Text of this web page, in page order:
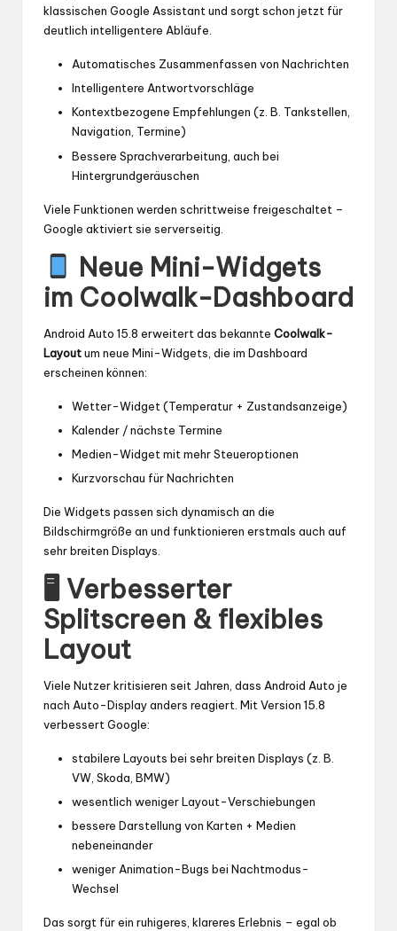
klassischen Google Assistant und sorgt schon jetzt für
deutlich intelligentere Abläufe.
Automatisches Zusammenfassen von Nachrichten
Intelligentere Antwortvorschläge
Kontextbezogene Empfehlungen (z. B. Tankstellen,
Navigation, Termine)
Bessere Sprachverarbeitung, auch bei
Hintergrundgeräuschen
Viele Funktionen werden schrittweise freigeschaltet –
Google aktiviert sie serverseitig.
Neue Mini-Widgets
im Coolwalk-Dashboard
Android Auto 15.8 erweitert das bekannte Coolwalk-
Layoutum neue Mini-Widgets, die im Dashboard
erscheinen können:
Wetter-Widget (Temperatur + Zustandsanzeige)
Kalender / nächste Termine
Medien-Widget mit mehr Steueroptionen
Kurzvorschau für Nachrichten
Die Widgets passen sich dynamisch an die
Bildschirmgröße an und funktionieren erstmals auch auf
sehr breiten Displays.
🖥 Verbesserter
Splitscreen & flexibles
Layout
Viele Nutzer kritisieren seit Jahren, dass Android Auto je
nach Auto-Display anders reagiert. Mit Version 15.8
verbessert Google:
stabilere Layouts bei sehr breiten Displays (z. B.
VW, Skoda, BMW)
wesentlich weniger Layout-Verschiebungen
bessere Darstellung von Karten + Medien
nebeneinander
weniger Animation-Bugs bei Nachtmodus-
Wechsel
Das sorgt für ein ruhigeres, klareres Erlebnis – egal ob